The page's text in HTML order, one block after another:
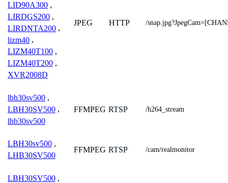
LID90A300 ,
LIRDGS200 ,
LIRDNTA200 ,
lizm40 ,
LIZM40T100 ,
LIZM40T200 ,
XVR2008D
JPEG HTTP /
lbh30sv500 ,
LBH30SV500 ,
lhb30sv500
FFMPEG RTSP /h264_stream
LBH30sv500 ,
LHB30SV500
FFMPEG RTSP /cam/realmonitor
LBH30SV500 ,